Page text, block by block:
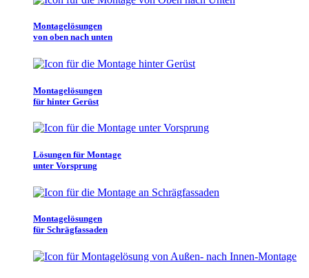
Montagelösungen
von oben nach unten
Montagelösungen
für hinter Gerüst
Lösungen für Montage
unter Vorsprung
Montagelösungen
für Schrägfassaden